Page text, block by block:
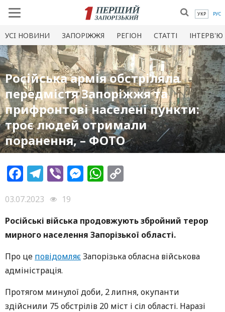
УКР РУС
УСI НОВИНИ ЗАПОРІЖЖЯ РЕГІОН СТАТТІ ІНТЕРВ'Ю
Російська армія обстріляла
передмістя Запоріжжя та
прифронтові населені пункти:
троє людей отримали
поранення, – ФОТО
Facebook
Telegram
ViberMessenger
WhatsApp
03.07.2023
19
Російські війська продовжують збройний терор
мирного населення Запорізької області.
Про це повідомляєЗапорізька обласна військова
адміністрація.
Протягом минулої доби, 2 липня, окупанти
здійснили 75 обстрілів 20 міст і сіл області. Наразі